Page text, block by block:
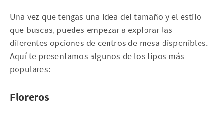
Una vez que tengas una idea del tamaño y el estilo
que buscas, puedes empezar a explorar las
diferentes opciones de centros de mesa disponibles.
Aquí te presentamos algunos de los tipos más
populares:
Floreros